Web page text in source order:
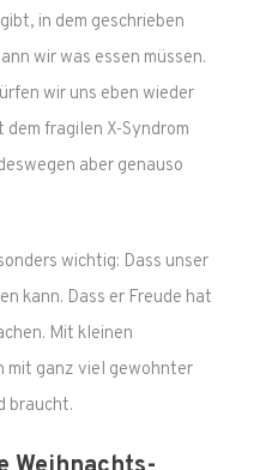
in dem geschrieben
wir was essen müssen.
wir uns eben wieder
fragilen X-Syndrom
aber genauso
wichtig: Dass unser
kann. Dass er Freude hat
Mit kleinen
mit ganz viel gewohnter
braucht.